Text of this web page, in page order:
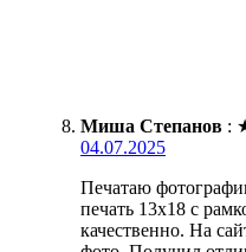
Миша Степанов :
04.07.2025
Печатаю
печать 13х18 с
качественно. На